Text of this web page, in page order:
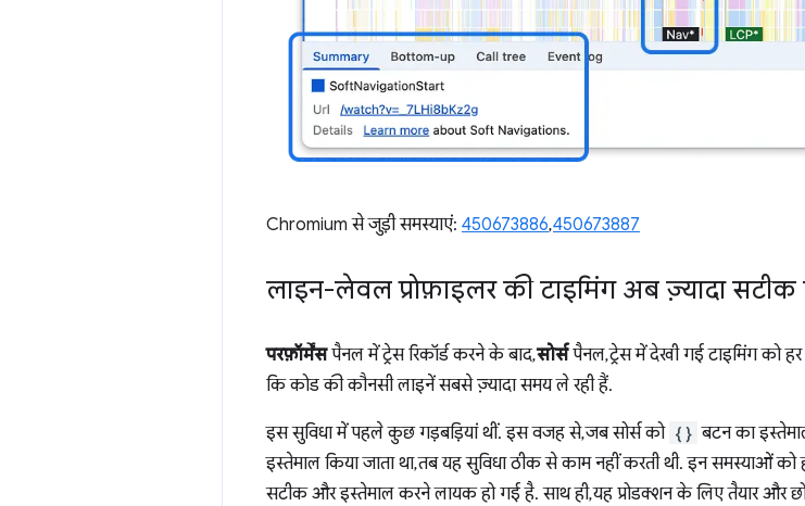
Chromium से जुड़ी समस्याएं: 450673886,450673887
लाइन-लेवल प्रोफ़ाइलर की टाइमिंग अब ज़्यादा सटीक
परफ़ॉर्मेंसपैनल में ट्रेस रिकॉर्ड करने के बाद,सोर्सपैनल, ट्रेस में देखी गई टाइमिंग को
कि कोड की कौनसी लाइनें सबसे ज़्यादा समय ले रही हैं.
इस सुविधा में पहले कुछ गड़बड़ियां थीं. इस वजह से, जब सोर्स को {} बटन का
इस्तेमाल किया जाता था, तब यह सुविधा ठीक से काम नहीं करती थी. इन समस्याओं
सटीक और इस्तेमाल करने लायक हो गई है. साथ ही, यह प्रोडक्शन के लिए तैयार और